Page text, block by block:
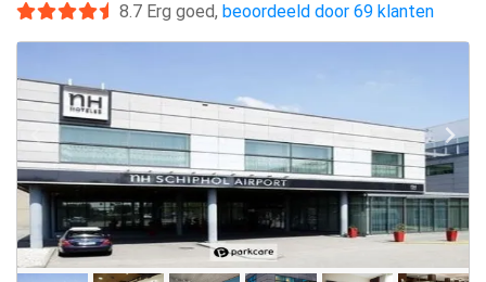
8.7 Erg goed, beoordeeld door 69 klanten